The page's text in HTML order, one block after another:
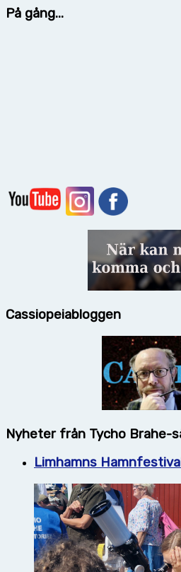
På gång...
Cassiopeiabloggen
Nyheter från Tycho Brahe-
Limhamns